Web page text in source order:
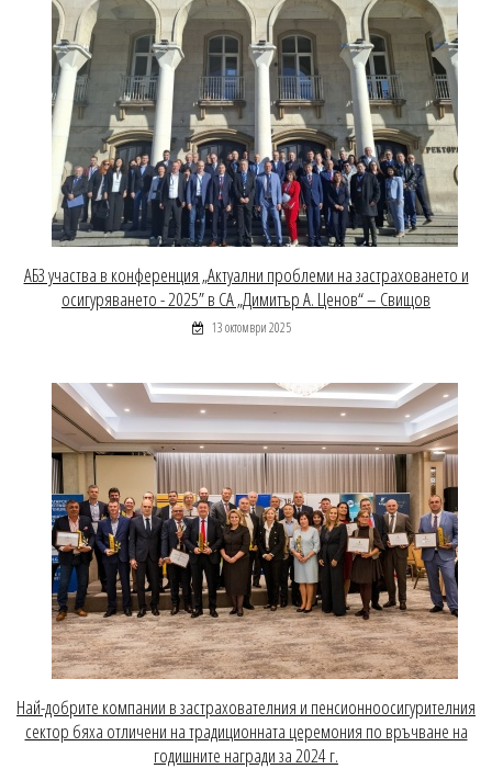
АБЗ участва в конференция „Актуални проблеми на застраховането и
осигуряването - 2025” в СА „Димитър А. Ценов“ – Свищов
13 октомври 2025
Най-добрите компании в застрахователния и пенсионноосигурителния
сектор бяха отличени на традиционната церемония по връчване на
годишните награди за 2024 г.